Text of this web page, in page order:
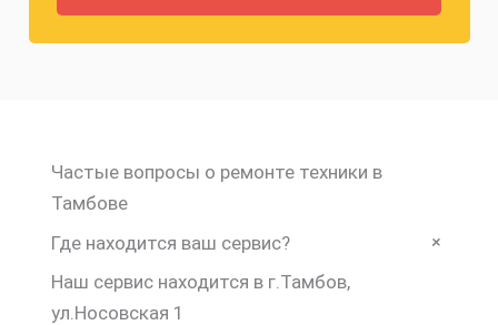
Частые вопросы о ремонте техники в
Тамбове
Где находится ваш сервис?
+
Наш сервис находится в г.Тамбов,
ул.Носовская 1